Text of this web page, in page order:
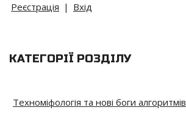
Реєстрація | Вхід
КАТЕГОРІЇ РОЗДІЛУ
Техноміфологія та нові боги алгоритмів